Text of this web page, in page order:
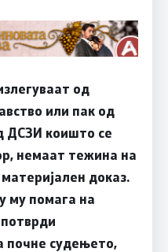
од
или пак од
ДСЗИ коишто се
немаат тежина на
доказ.
му помага на
почне судењето,